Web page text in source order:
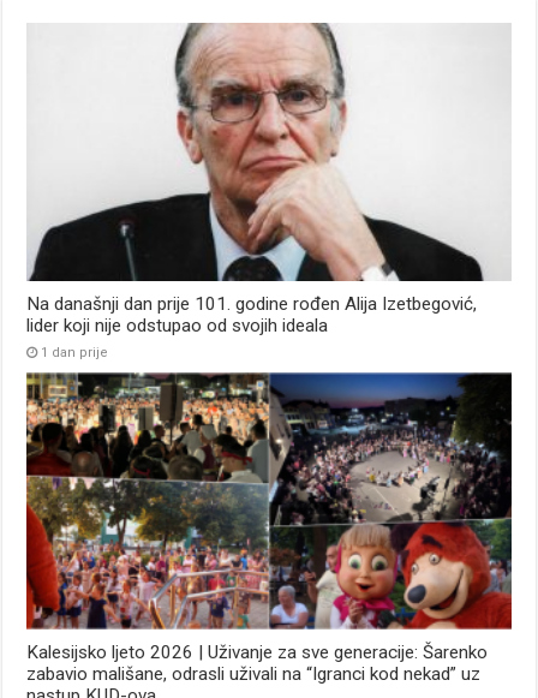
Na današnji dan prije 101. godine rođen Alija Izetbegović,
lider koji nije odstupao od svojih ideala
1 dan prije
Kalesijsko ljeto 2026 | Uživanje za sve generacije: Šarenko
zabavio mališane, odrasli uživali na “Igranci kod nekad” uz